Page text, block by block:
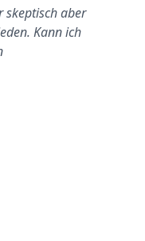
skeptisch aber
Kann ich